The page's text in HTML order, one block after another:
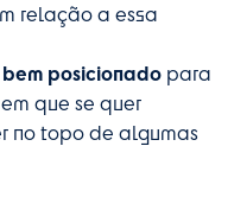
relação a essa
bem posicionado para
em que se quer
no topo de algumas